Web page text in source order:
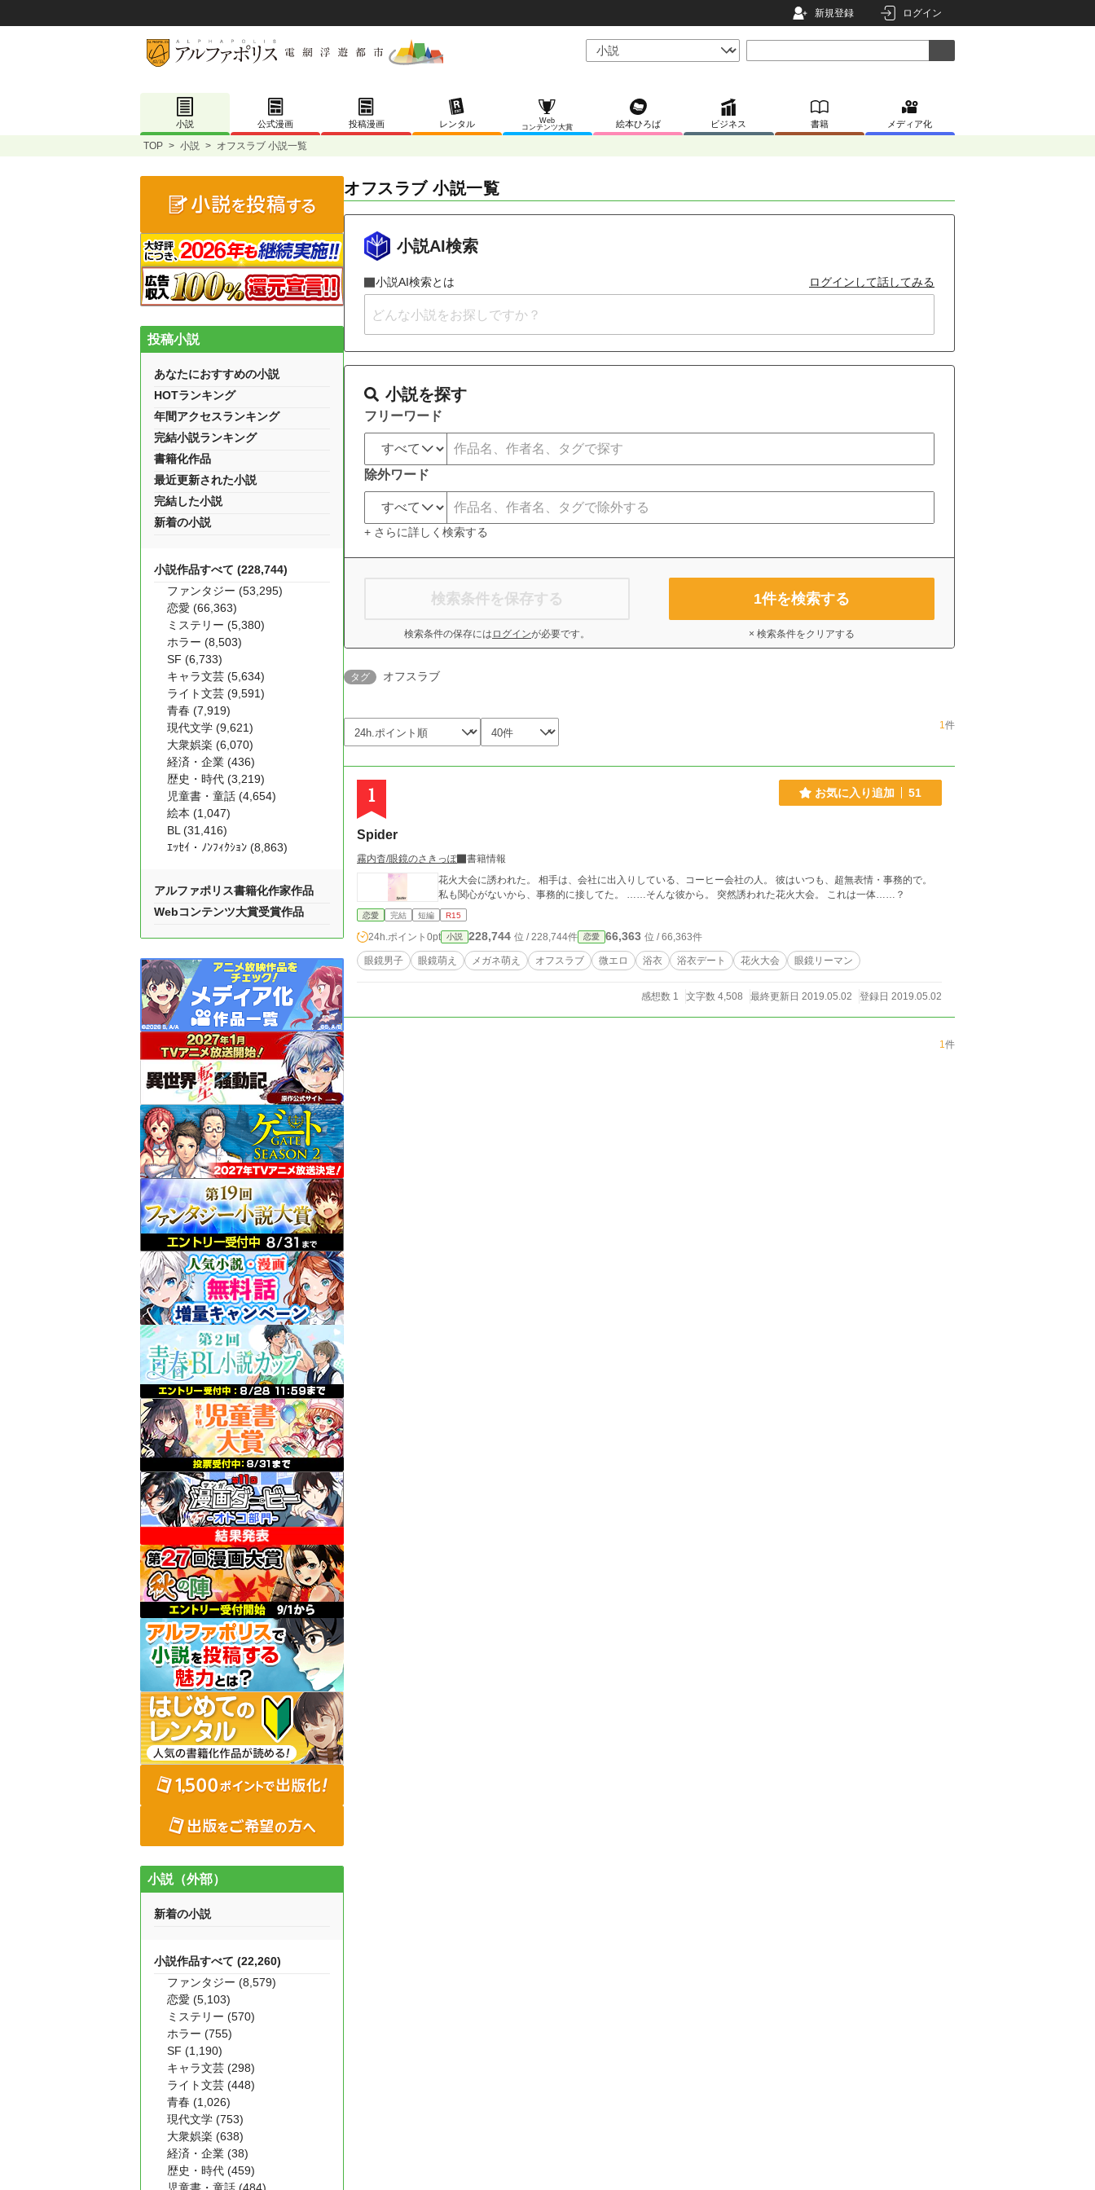
新規登録 ログイン
小説 公式漫画 投稿漫画 レンタル
Web
コンテンツ大賞
絵本ひろば ビジネス 書籍 メディア化
TOP > 小説 > オフスラブ 小説一覧
オフスラブ 小説一覧
小説AI検索
小説AI検索とは ログインして話してみる
小説を探す
フリーワード
除外ワード
+ さらに詳しく検索する
検索条件を保存する
検索条件の保存には ログインが必要です。
1件を検索する
× 検索条件をクリアする
タグ オフスラブ
1件
1 お気に入り追加 51
Spider
霧内杳/眼鏡のさきっぽ
書籍情報
花火大会に誘われた。 相手は、会社に出入りしている、コーヒー会社の人。 彼はいつも、超無表情・事務的で。
私も関心がないから、事務的に接してた。 ……そんな彼から。 突然誘われた花火大会。 これは一体……？
恋愛 完結 短編 R15
24h.ポイント 0pt 小説 228,744 位 / 228,744件 恋愛 66,363 位 / 66,363件
眼鏡男子 眼鏡萌え メガネ萌え オフスラブ 微エロ 浴衣 浴衣デート 花火大会 眼鏡リーマン
感想数 1 文字数 4,508 最終更新日 2019.05.02 登録日 2019.05.02
1件
投稿小説
あなたにおすすめの小説
HOTランキング
年間アクセスランキング
完結小説ランキング
書籍化作品
最近更新された小説
完結した小説
新着の小説
小説作品すべて (228,744)
ファンタジー (53,295)
恋愛 (66,363)
ミステリー (5,380)
ホラー (8,503)
SF (6,733)
キャラ文芸 (5,634)
ライト文芸 (9,591)
青春 (7,919)
現代文学 (9,621)
大衆娯楽 (6,070)
経済・企業 (436)
歴史・時代 (3,219)
児童書・童話 (4,654)
絵本 (1,047)
BL (31,416)
ｴｯｾｲ・ﾉﾝﾌｨｸｼｮﾝ (8,863)
アルファポリス書籍化作家作品
Webコンテンツ大賞受賞作品
小説（外部）
新着の小説
小説作品すべて (22,260)
ファンタジー (8,579)
恋愛 (5,103)
ミステリー (570)
ホラー (755)
SF (1,190)
キャラ文芸 (298)
ライト文芸 (448)
青春 (1,026)
現代文学 (753)
大衆娯楽 (638)
経済・企業 (38)
歴史・時代 (459)